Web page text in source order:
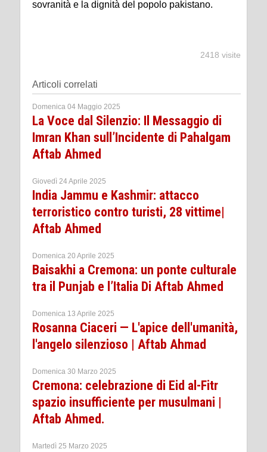
sovranità e la dignità del popolo pakistano.
2418 visite
Articoli correlati
Domenica 04 Maggio 2025
La Voce dal Silenzio: Il Messaggio di
Imran Khan sull’Incidente di Pahalgam
Aftab Ahmed
Giovedì 24 Aprile 2025
India Jammu e Kashmir: attacco
terroristico contro turisti, 28 vittime|
Aftab Ahmed
Domenica 20 Aprile 2025
Baisakhi a Cremona: un ponte culturale
tra il Punjab e l’Italia Di Aftab Ahmed
Domenica 13 Aprile 2025
Rosanna Ciaceri — L'apice dell'umanità,
l'angelo silenzioso | Aftab Ahmad
Domenica 30 Marzo 2025
Cremona: celebrazione di Eid al-Fitr
spazio insufficiente per musulmani |
Aftab Ahmed.
Martedì 25 Marzo 2025